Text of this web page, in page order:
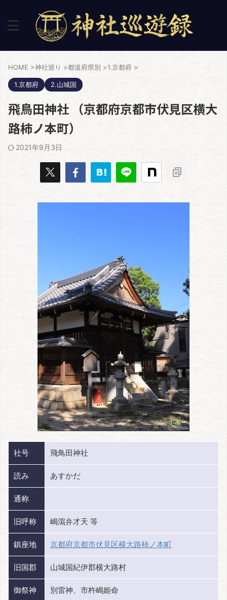
HOME >神社巡り >都道府県別 >1.京都府 >
1.京都府 2.山城国
飛鳥田神社 （京都府京都市伏見区横大
路柿ノ本町）
2021年9月3日
社号 飛鳥田神社
読み あすかだ
通称
旧呼称 嶋瀉弁才天 等
鎮座地 京都府京都市伏見区横大路柿ノ本町
旧国郡 山城国紀伊郡横大路村
御祭神 別雷神、市杵嶋姫命